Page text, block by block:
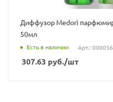
Диффузор Medori
50мл
Есть в наличии Арт.:
307.63 руб./шт